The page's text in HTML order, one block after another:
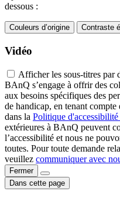
dessous :
Couleurs d’origine Contraste
Vidéo
Afficher les sous-titres par
BAnQ s’engage à offrir des
aux besoins spécifiques des
de handicap, en tenant compte
dans la Politique
extérieures à BAnQ peuvent
l’accessibilité et nous ne
toutes. Pour toute demande
veuillez communiquer avec
Fermer
Dans cette page